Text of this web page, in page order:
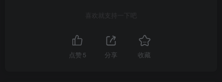
喜欢就支持一下吧
点赞 5 分享 收藏